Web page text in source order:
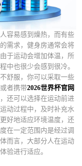
容易感到燥热，而有些
需求，健身房通常会将
于运动会增加体温，所
中也很少会感到很冷。
舒服，你可以采取一些
者携带2026世界杯官网
还可以选择在运动前进
动过程中，及时补充水
好地适应环境温度，还
在一定范围内是经过调
而言，大部分人在运动
验进行适应。